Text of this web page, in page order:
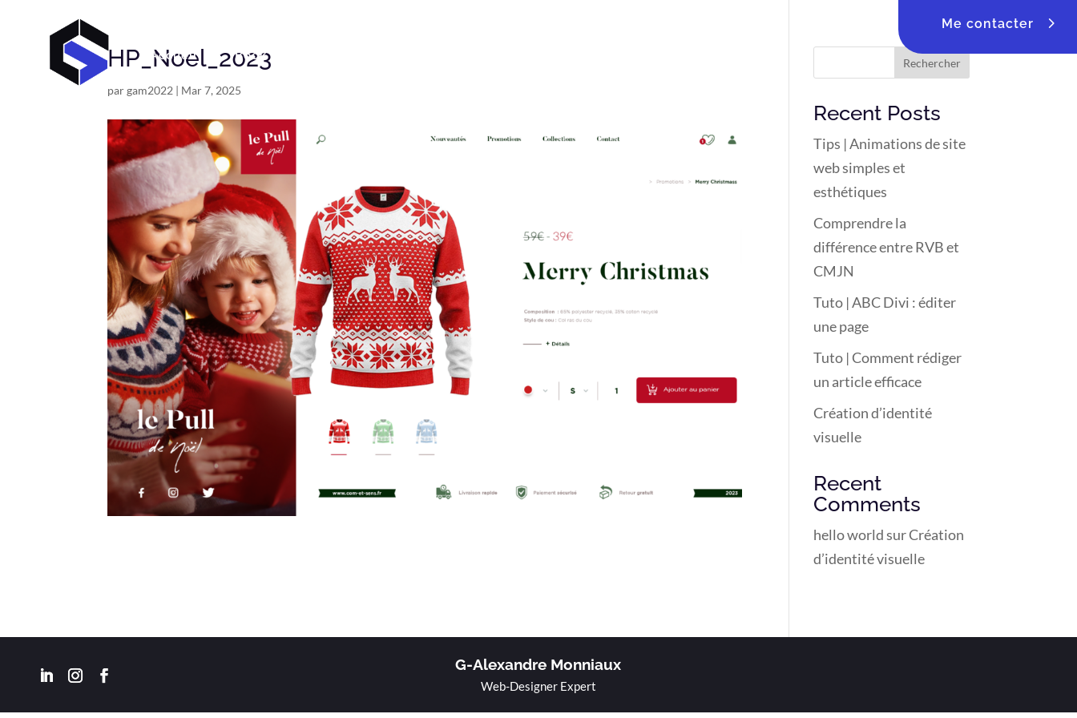
Accueil Book
Me contacter
HP_Noel_2023
pargam2022 | Mar 7, 2025
Rechercher
Recent Posts
Tips | Animations de site
web simples et
esthétiques
Comprendre la
différence entre RVB et
CMJN
Tuto | ABC Divi : éditer
une page
Tuto | Comment rédiger
un article efficace
Création d’identité
visuelle
Recent
Comments
hello worldsurCréation
d’identité visuelle
G-Alexandre Monniaux
Web-Designer Expert